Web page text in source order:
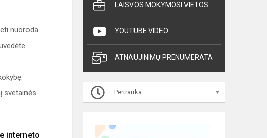
nuoroda
svetainės
interneto
LAISVOS MOKYMOSI VIETOS
YOUTUBE VIDEO
ATNAUJINIMŲ PRENUMERATA
Pertrauka